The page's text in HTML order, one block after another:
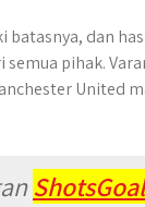
dan
pihak.
United